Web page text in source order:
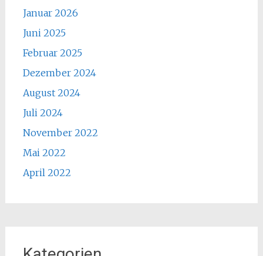
Januar 2026
Juni 2025
Februar 2025
Dezember 2024
August 2024
Juli 2024
November 2022
Mai 2022
April 2022